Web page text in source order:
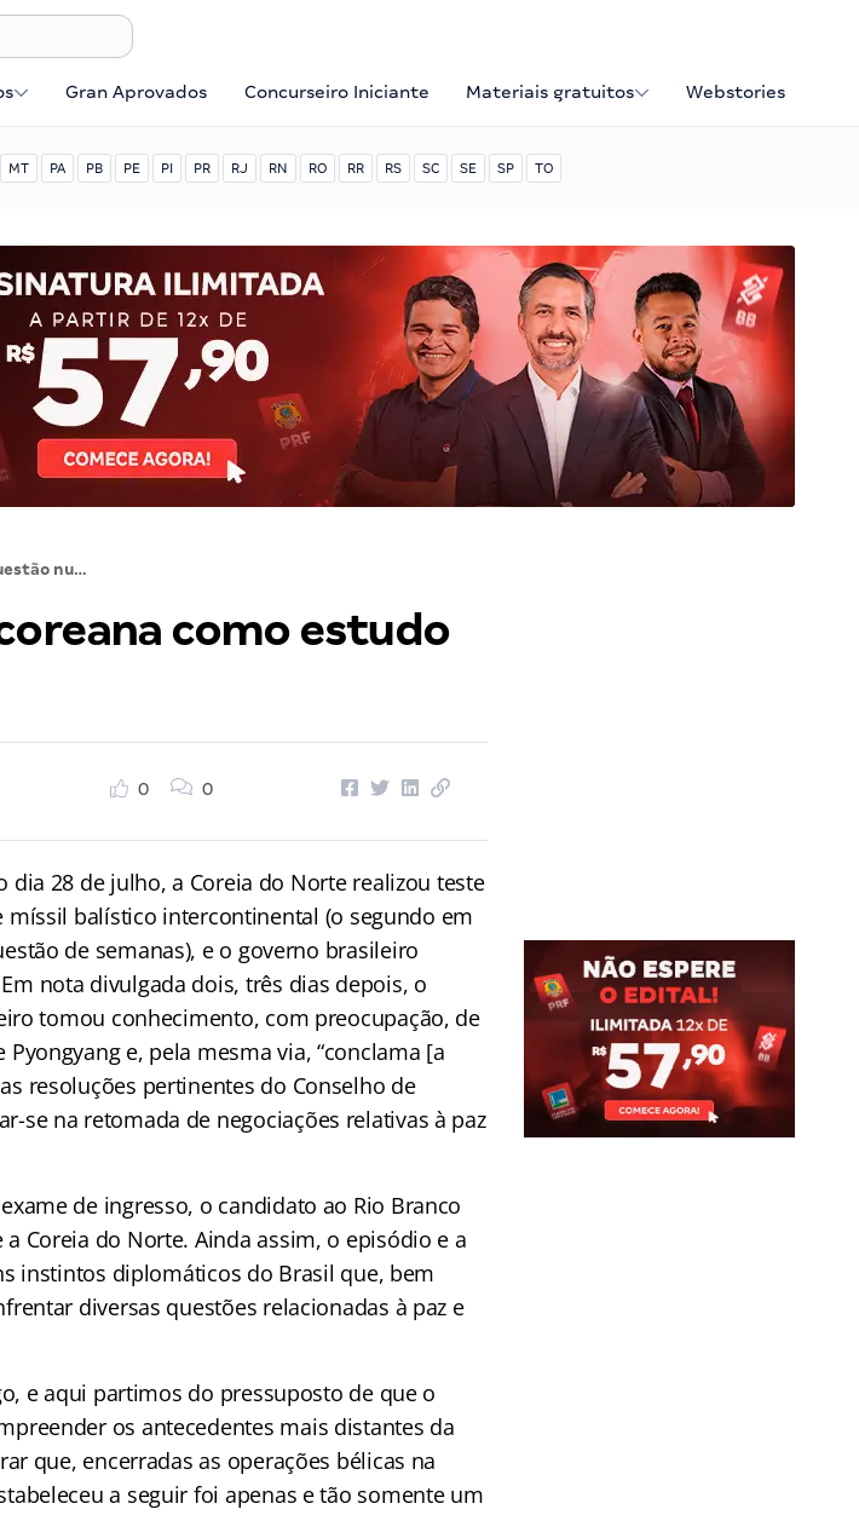
Gran Aprovados Concurseiro Iniciante Materiais gratuitos Webstories
MT PA PB PE PI PR RJ RN RO RR RS SC SE SP TO
A questão nuclear coreana como estudo de caso
como estudo
0 0
dia 28 de julho, a Coreia do Norte realizou teste
míssil balístico intercontinental (o segundo em
de semanas), e o governo brasileiro
nota divulgada dois, três dias depois, o
tomou conhecimento, com preocupação, de
e, pela mesma via, “conclama [a
resoluções pertinentes do Conselho de
se na retomada de negociações relativas à paz
de ingresso, o candidato ao Rio Branco
Coreia do Norte. Ainda assim, o episódio e a
instintos diplomáticos do Brasil que, bem
diversas questões relacionadas à paz e
e aqui partimos do pressuposto de que o
os antecedentes mais distantes da
que, encerradas as operações bélicas na
a seguir foi apenas e tão somente um